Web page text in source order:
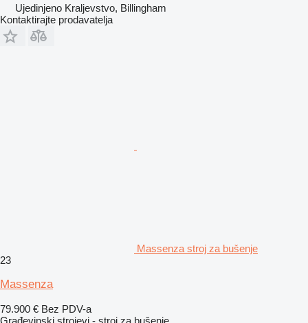
Ujedinjeno Kraljevstvo, Billingham
Kontaktirajte prodavatelja
Massenza stroj za bušenje
23
Massenza
79.900 € Bez PDV-a
Građevinski strojevi - stroj za bušenje